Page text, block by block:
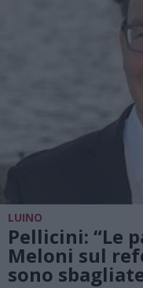
LUINO
Pellicini: “Le
Meloni sul
sono